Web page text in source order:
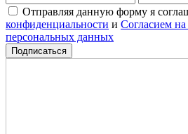
Отправляя данную форму я
конфиденциальности и Согласием на
персональных данных
Подписаться